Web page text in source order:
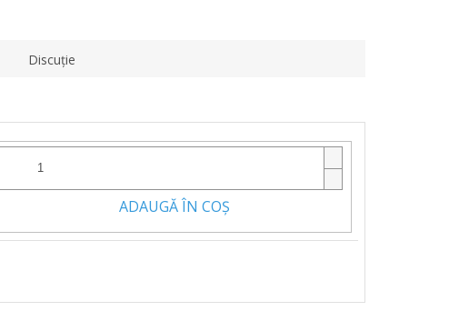
Discuţie
ADAUGĂ ÎN COŞ